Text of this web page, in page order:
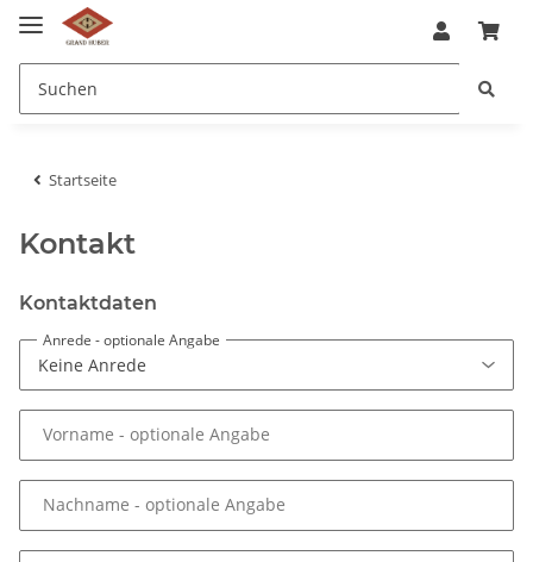
Startseite
Kontakt
Kontaktdaten
Anrede - optionale Angabe
Vorname - optionale Angabe
Nachname - optionale Angabe